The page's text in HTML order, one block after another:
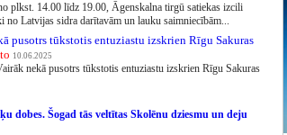
plkst. 14.00 līdz 19.00, Āgenskalna tirgū satiekas izcili
no Latvijas sidra darītavām un lauku saimniecībām...
pusotrs tūkstotis entuziastu izskrien Rīgu Sakuras
10.06.2025
nekā pusotrs tūkstotis entuziastu izskrien Rīgu Sakuras
dobes. Šogad tās veltītas Skolēnu dziesmu un deju